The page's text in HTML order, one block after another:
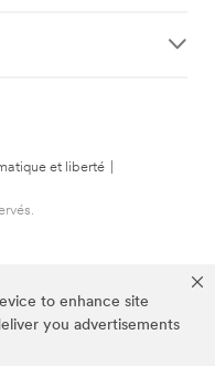
to enhance site
you advertisements
et liberté